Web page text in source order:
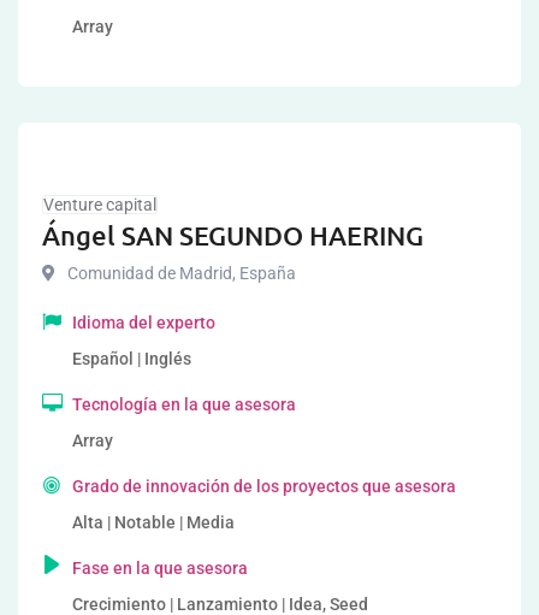
Array
Venture capital
Ángel SAN SEGUNDO HAERING
Comunidad de Madrid, España
Idioma del experto
Español | Inglés
Tecnología en la que asesora
Array
Grado de innovación de los proyectos que asesora
Alta | Notable | Media
Fase en la que asesora
Crecimiento | Lanzamiento | Idea, Seed